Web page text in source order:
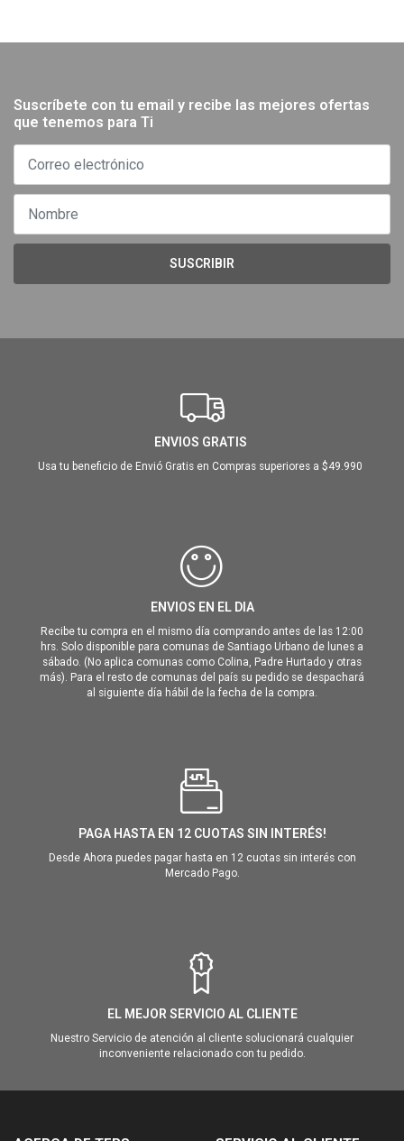
Suscríbete con tu email y recibe las mejores ofertas
que tenemos para Ti
SUSCRIBIR
ENVIOS GRATIS
Usa tu beneficio de Envió Gratis en Compras superiores a $49.990
ENVIOS EN EL DIA
Recibe tu compra en el mismo día comprando antes de las 12:00
hrs. Solo disponible para comunas de Santiago Urbano de lunes a
sábado. (No aplica comunas como Colina, Padre Hurtado y otras
más). Para el resto de comunas del país su pedido se despachará
al siguiente día hábil de la fecha de la compra.
PAGA HASTA EN 12 CUOTAS SIN INTERÉS!
Desde Ahora puedes pagar hasta en 12 cuotas sin interés con
Mercado Pago.
EL MEJOR SERVICIO AL CLIENTE
Nuestro Servicio de atención al cliente solucionará cualquier
inconveniente relacionado con tu pedido.